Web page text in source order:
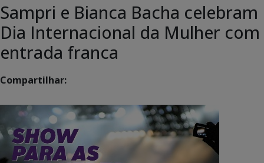
Sampri e Bianca Bacha celebram
Dia Internacional da Mulher com
entrada franca
Compartilhar: